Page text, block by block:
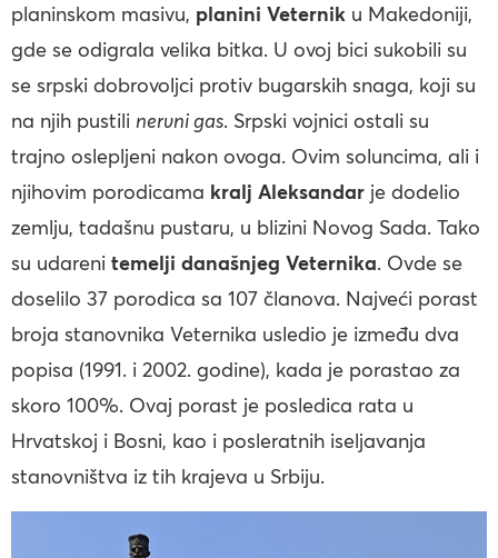
planinskom masivu, planini Veternik u Makedoniji,
gde se odigrala velika bitka. U ovoj bici sukobili su
se srpski dobrovoljci protiv bugarskih snaga, koji su
na njih pustili nervni gas. Srpski vojnici ostali su
trajno oslepljeni nakon ovoga. Ovim soluncima, ali i
njihovim porodicama kralj Aleksandar je dodelio
zemlju, tadašnu pustaru, u blizini Novog Sada. Tako
su udareni temelji današnjeg Veternika. Ovde se
doselilo 37 porodica sa 107 članova. Najveći porast
broja stanovnika Veternika usledio je između dva
popisa (1991. i 2002. godine), kada je porastao za
skoro 100%. Ovaj porast je posledica rata u
Hrvatskoj i Bosni, kao i posleratnih iseljavanja
stanovništva iz tih krajeva u Srbiju.